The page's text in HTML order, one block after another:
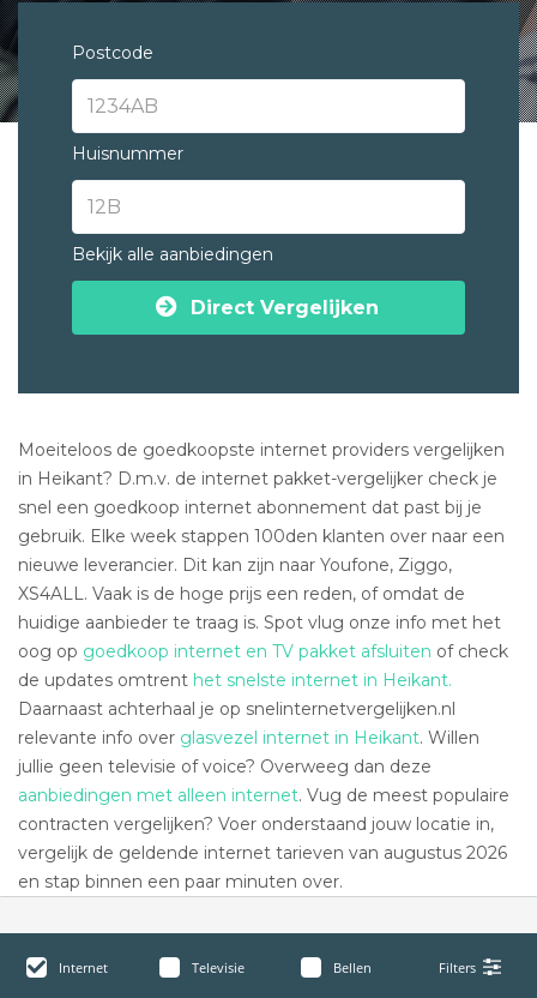
Postcode
Huisnummer
Bekijk alle aanbiedingen
Direct Vergelijken
Moeiteloos de goedkoopste internet providers vergelijken
in Heikant? D.m.v. de internet pakket-vergelijker check je
snel een goedkoop internet abonnement dat past bij je
gebruik. Elke week stappen 100den klanten over naar een
nieuwe leverancier. Dit kan zijn naar Youfone, Ziggo,
XS4ALL. Vaak is de hoge prijs een reden, of omdat de
huidige aanbieder te traag is. Spot vlug onze info met het
oog op goedkoop internet en TV pakket afsluiten of check
de updates omtrent het snelste internet in Heikant.
Daarnaast achterhaal je op snelinternetvergelijken.nl
relevante info over glasvezel internet in Heikant. Willen
jullie geen televisie of voice? Overweeg dan deze
aanbiedingen met alleen internet. Vug de meest populaire
contracten vergelijken? Voer onderstaand jouw locatie in,
vergelijk de geldende internet tarieven van augustus 2026
en stap binnen een paar minuten over.
Internet Televisie Bellen Filters